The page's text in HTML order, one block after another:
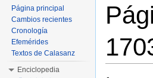
Página principal
Cambios recientes
Cronología
Efemérides
Textos de Calasanz
Enciclopedia